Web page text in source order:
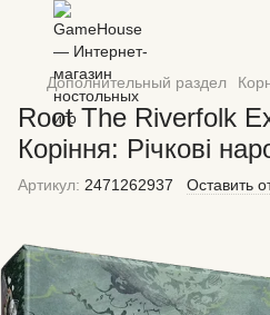
Дополнительный раздел
Root The Riverfolk
Коріння: Річкові
Артикул: 2471262937 Оставить